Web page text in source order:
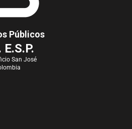
Públicos
San José